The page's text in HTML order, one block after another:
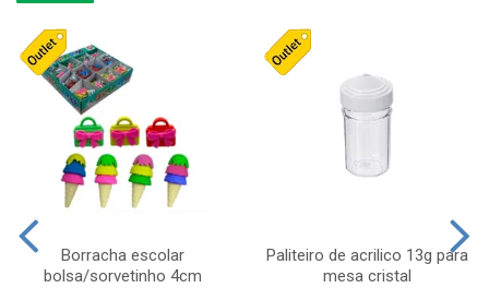
Borracha escolar
bolsa/sorvetinho 4cm
Paliteiro de acrilico 13g para
mesa cristal